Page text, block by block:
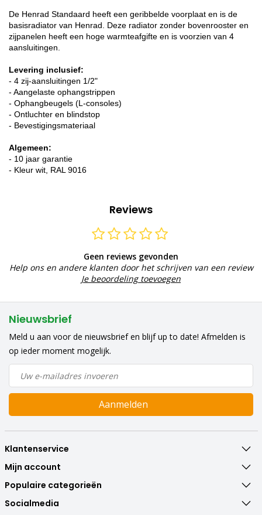
De Henrad Standaard heeft een geribbelde voorplaat en is de
basisradiator van Henrad. Deze radiator zonder bovenrooster en
zijpanelen heeft een hoge warmteafgifte en is voorzien van 4
aansluitingen.
Levering inclusief:
- 4 zij-aansluitingen 1/2"
- Aangelaste ophangstrippen
- Ophangbeugels (L-consoles)
- Ontluchter en blindstop
- Bevestigingsmateriaal
Algemeen:
- 10 jaar garantie
- Kleur wit, RAL 9016
Reviews
Geen reviews gevonden
Help ons en andere klanten door het schrijven van een review
Je beoordeling toevoegen
Nieuwsbrief
Meld u aan voor de nieuwsbrief en blijf up to date! Afmelden is
op ieder moment mogelijk.
Aanmelden
Klantenservice
Mijn account
Populaire categorieën
Socialmedia